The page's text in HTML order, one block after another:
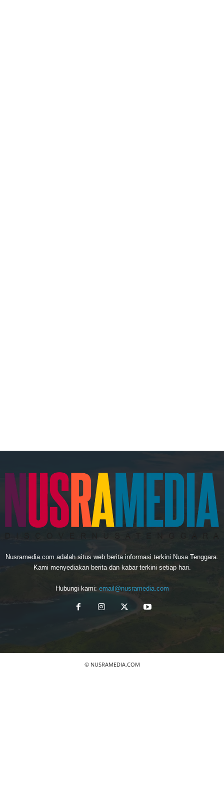
Nusramedia.com adalah situs web berita informasi terkini Nusa Tenggara.
Kami menyediakan berita dan kabar terkini setiap hari.
Hubungi kami: email@nusramedia.com
© NUSRAMEDIA.COM